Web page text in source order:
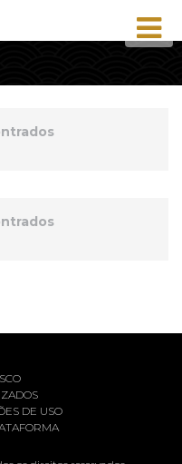
DE USO